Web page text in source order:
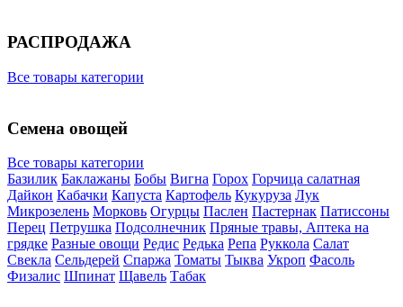
РАСПРОДАЖА
Все товары категории
Семена овощей
Все товары категории
Базилик Баклажаны Бобы Вигна Горох Горчица салатная
Дайкон Кабачки Капуста Картофель Кукуруза Лук
Микрозелень Морковь Огурцы Паслен Пастернак Патиссоны
Перец Петрушка Подсолнечник Пряные травы, Аптека на
грядке Разные овощи Редис Редька Репа Руккола Салат
Свекла Сельдерей Спаржа Томаты Тыква Укроп Фасоль
Физалис Шпинат Щавель Табак